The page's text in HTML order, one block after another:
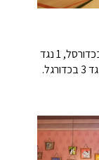
2 נגד 2 בכדורסל, 1 נגד